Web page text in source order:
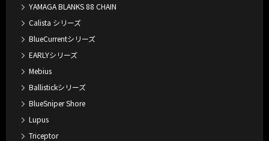
YAMAGA BLANKS 88 CHAIN
Calista シリーズ
BlueCurrentシリーズ
EARLYシリーズ
Mebius
Ballistickシリーズ
BlueSniper Shore
Lupus
Triceptor